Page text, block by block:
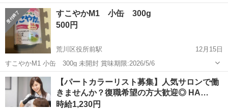
すこやかM1 小缶 300g
500円
荒川区役所前駅
12月15日
すこやかM1 小缶 300g 未開封 賞味期限:2026/5/6
東京 荒川区 荒川区役所前駅 食品 賞味期限
【パートカラーリスト募集】人気サロンで働
きませんか？復職希望の方大歓迎◎ HA…
時給1,230円